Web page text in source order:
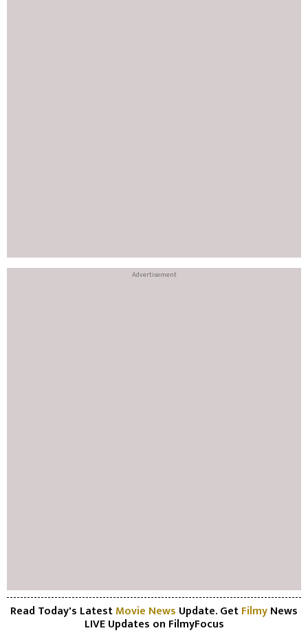
Read Today's LatestMovie News Update. GetFilmyNews
LIVE Updates on FilmyFocus